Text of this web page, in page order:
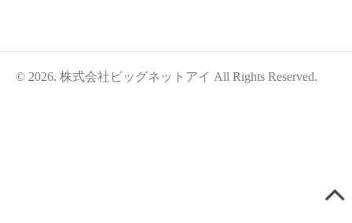
© 2026. 株式会社ビッグネットアイ All Rights Reserved.